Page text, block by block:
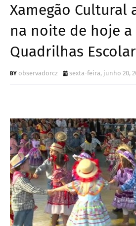
Xamegão Cultural
na noite de hoje a
Quadrilhas
observadorcz sexta-feira, junho 20,